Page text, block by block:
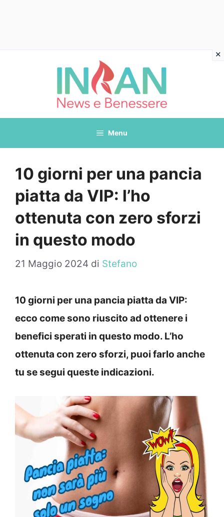
Menu
10 giorni per una pancia
piatta da VIP: l’ho
ottenuta con zero sforzi
in questo modo
21 Maggio 2024 di Stefano
10 giorni per una pancia piatta da VIP:
ecco come sono riuscito ad ottenere i
benefici sperati in questo modo. L’ho
ottenuta con zero sforzi, puoi farlo anche
tu se segui queste indicazioni.